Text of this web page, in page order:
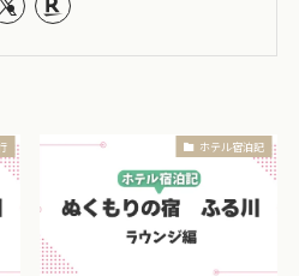
ホテル宿泊記